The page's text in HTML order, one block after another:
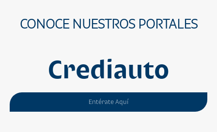
CONOCE NUESTROS PORTALES
Crediauto
Entérate Aquí